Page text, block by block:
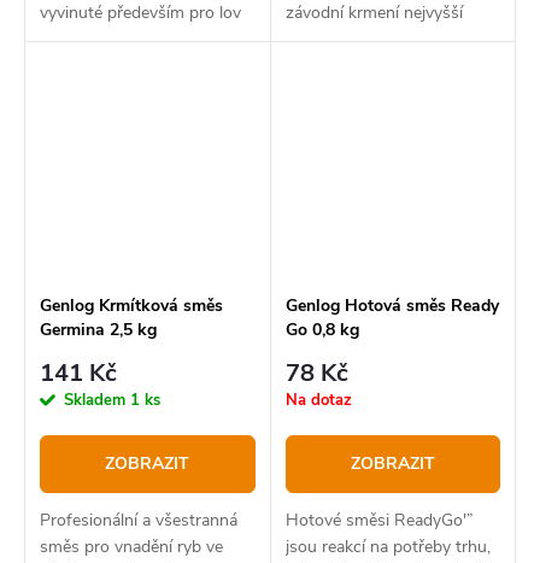
vyvinuté především pro lov
kaprů.
závodní krmení nejvyšší
kvality.
Genlog Krmítková směs
Germina 2,5 kg
141 Kč
Skladem 1 ks
ZOBRAZIT
Profesionální a všestranná
směs pro vnadění ryb ve
Genlog Hotová směs Ready
Go 0,8 kg
78 Kč
Na dotaz
ZOBRAZIT
Hotové směsi ReadyGo'”
jsou reakcí na potřeby trhu,